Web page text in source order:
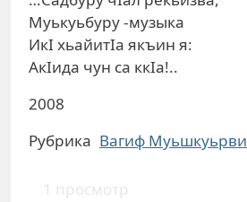
Муькуьбуру -музыка
ИкI хьайитIа якъин я:
АкIида чун са ккIа!..
2008
Рубрика Вагиф Муьшкуьрви
1 просмотр